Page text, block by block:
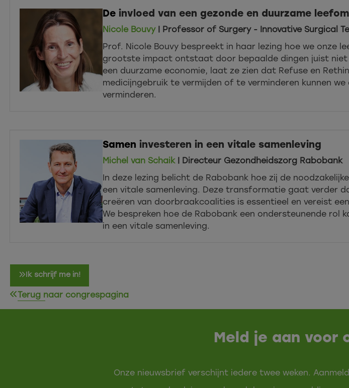
Deinvloed van een gezonde en duurzame
Nicole Bouvy| Professor of Surgery - Innovative Surgical
Prof. Nicole Bouvy bespreekt in haar lezing hoe we onze
grootste impact ontstaat door bepaalde dingen juist niet
een duurzame economie, laat ze zien dat Refuse en
medicijngebruik te vermijden of te verminderen kunnen
verminderen.
Samen investeren in een vitale samenleving
Michel van Schaik| Directeur Gezondheidszorg Rabobank
In deze lezing belicht de Rabobank hoe zij de
een vitale samenleving. Deze transformatie gaat verder
creëren van doorbraakcoalities is essentieel en vereist
We bespreken hoe de Rabobank een ondersteunende rol
in een vitale samenleving.
Ik schrijf me in!
Terug naar congrespagina
Meld je aan voor
Onze nieuwsbrief verschijnt iedere twee weken.